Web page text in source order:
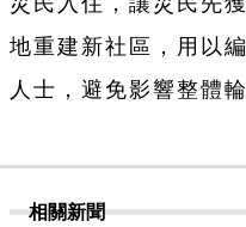
地重建新社區，用以
人士，避免影響整體
相關新聞